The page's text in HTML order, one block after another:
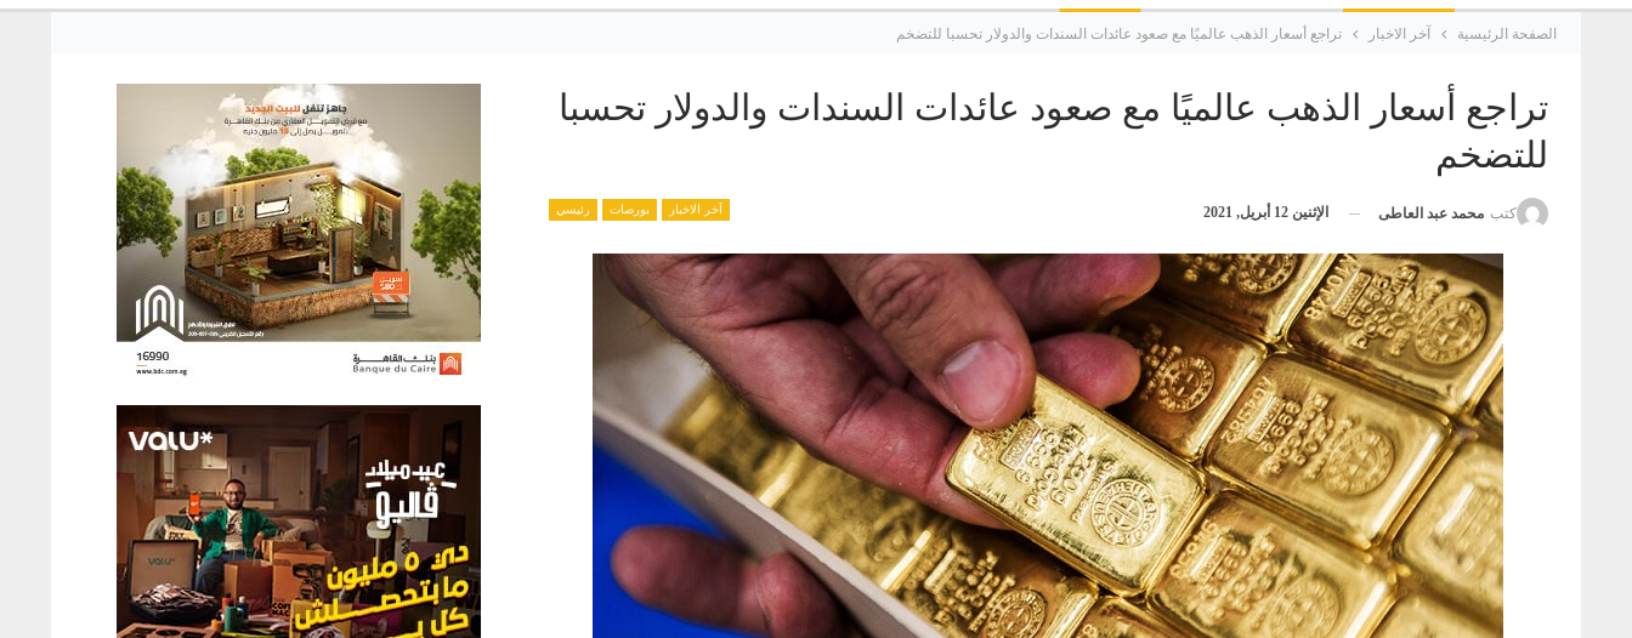
الصفحة الرئيسية آخر الاخبار تراجع أسعار الذهب عالميًا مع صعود عائدات السندات والدولار تحسبا للتضخم
تراجع أسعار الذهب عالميًا مع صعود عائدات السندات والدولار تحسبا
للتضخم
آخر الاخبار بورصات رئيسي كتب محمد عبد العاطى الإثنين 12 أبريل, 2021